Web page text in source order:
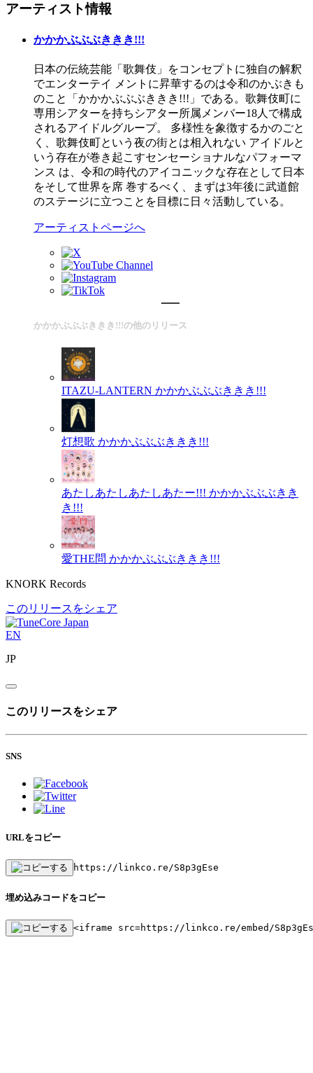
アーティスト情報
かかかぶぶぶききき!!!
日本の伝統芸能「歌舞伎」をコンセプトに独自の解釈
でエンターテイ メントに昇華するのは令和のかぶきも
のこと「かかかぶぶぶききき!!!」である。歌舞伎町に
専用シアターを持ちシアター所属メンバー18人で構成
されるアイドルグループ。 多様性を象徴するかのごと
く、歌舞伎町という夜の街とは相入れない アイドルと
いう存在が巻き起こすセンセーショナルなパフォーマ
ンス は、令和の時代のアイコニックな存在として日本
をそして世界を席 巻するべく、まずは3年後に武道館
のステージに立つことを目標に日々活動している。
アーティストページへ
かかかぶぶぶききき!!!の他のリリース
ITAZU-LANTERN かかかぶぶぶききき!!!
灯想歌 かかかぶぶぶききき!!!
あたしあたしあたしあたー!!! かかかぶぶぶきき
き!!!
愛THE問 かかかぶぶぶききき!!!
KNORK Records
このリリースをシェア
EN
JP
このリリースをシェア
SNS
URLをコピー
https://linkco.re/S8p3gEse
埋め込みコードをコピー
<iframe src=https://linkco.re/embed/